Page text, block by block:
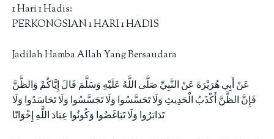
1 Hari 1 Hadis:
PERKONGSIAN 1 HARI 1 HADIS
Jadilah Hamba Allah Yang Bersaudara
عَنْ أَبِي هُرَيْرَةَ عَنْ النَّبِيِّ صَلَّى اللَّهُ عَلَيْهِ وَسَلَّمَ قَالَ إِيَّاكُمْ وَالظَّنَّ
فَإِنَّ الظَّنَّ أَكْذَبُ الْحَدِيثِ وَلَا تَحَسَّسُوا وَلَا تَجَسَّسُوا وَلَا تَحَاسَدُوا وَلَا
تَدَابَرُوا وَلَا تَبَاغَضُوا وَكُونُوا عِبَادَ اللَّهِ إِخْوَانًا